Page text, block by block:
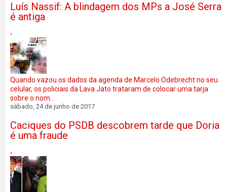
Luís Nassif: A blindagem dos MPs a José Serra
é antiga
›
Quando vazou os dados da agenda de Marcelo Odebrecht no seu
celular, os policiais da Lava Jato trataram de colocar uma tarja
sobre o nom...
sábado, 24 de junho de 2017
Caciques do PSDB descobrem tarde que Doria
é uma fraude
›